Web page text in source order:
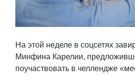
На этой неделе в соцсетях
Минфина Карелии,
поучаствовать в челлендже